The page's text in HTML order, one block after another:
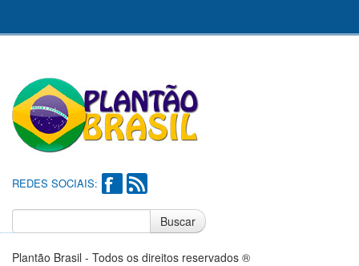
REDES SOCIAIS:
Buscar
Plantão Brasil - Todos os direitos reservados ®